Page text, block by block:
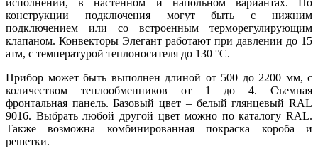
конструкции подключения могут быть с нижним
подключением или со встроенным терморегулирующим
клапаном. Конвекторы Элегант работают при давлении до 15
атм, с температурой теплоносителя до 130 °С.
Прибор может быть выполнен длиной от 500 до 2200 мм, с
количеством теплообменников от 1 до 4. Съемная
фронтальная панель. Базовый цвет – белый глянцевый RAL
9016. Выбрать любой другой цвет можно по каталогу RAL.
Также возможна комбинированная покраска короба и
решетки.